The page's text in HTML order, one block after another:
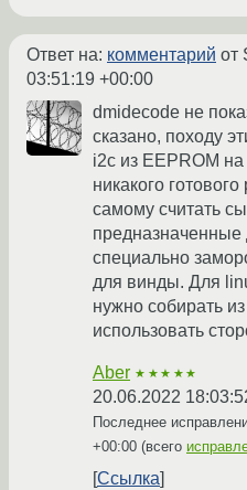
Ответ на: комментарий от
03:51:19 +00:00
dmidecode не
сказано, походу
i2c из EEPROM
никакого
самому считать
предназначенные
специально
для винды. Для
нужно собирать
использовать
Aber ★★★★★
20.06.2022
Последнее
+00:00 (всего
Ссылка